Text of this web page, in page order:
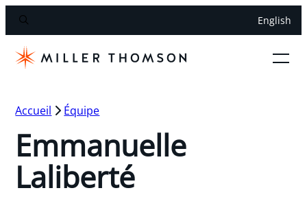
English
Accueil Équipe
Emmanuelle
Laliberté